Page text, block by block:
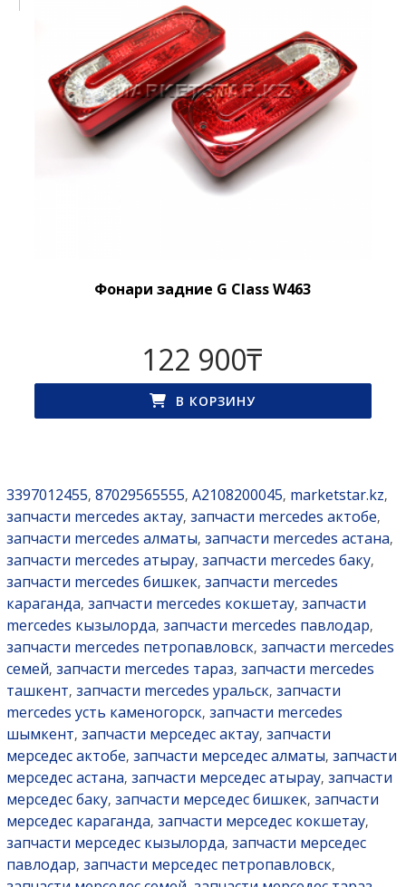
Фонари задние G Class W463
122 900₸
В КОРЗИНУ
3397012455, 87029565555, A2108200045, marketstar.kz,
запчасти mercedes актау, запчасти mercedes актобе,
запчасти mercedes алматы, запчасти mercedes астана,
запчасти mercedes атырау, запчасти mercedes баку,
запчасти mercedes бишкек, запчасти mercedes
караганда, запчасти mercedes кокшетау, запчасти
mercedes кызылорда, запчасти mercedes павлодар,
запчасти mercedes петропавловск, запчасти mercedes
семей, запчасти mercedes тараз, запчасти mercedes
ташкент, запчасти mercedes уральск, запчасти
mercedes усть каменогорск, запчасти mercedes
шымкент, запчасти мерседес актау, запчасти
мерседес актобе, запчасти мерседес алматы, запчасти
мерседес астана, запчасти мерседес атырау, запчасти
мерседес баку, запчасти мерседес бишкек, запчасти
мерседес караганда, запчасти мерседес кокшетау,
запчасти мерседес кызылорда, запчасти мерседес
павлодар, запчасти мерседес петропавловск,